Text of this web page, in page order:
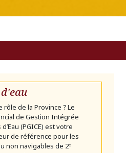
rôle de la Province ? Le
de Gestion Intégrée
(PGICE) est votre
de référence pour les
non navigables de 2ᵉ